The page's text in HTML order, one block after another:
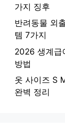
가지 징후
반려동물 외
템 7가지
2026 생계급
방법
옷 사이즈 S
완벽 정리